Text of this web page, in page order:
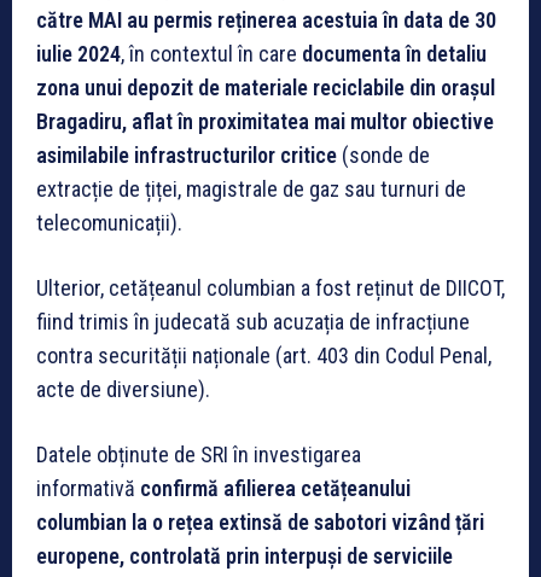
către MAI au permis reținerea acestuia în data de 30
iulie 2024, în contextul în care documenta în detaliu
zona unui depozit de materiale reciclabile din orașul
Bragadiru, aflat în proximitatea mai multor obiective
asimilabile infrastructurilor critice (sonde de
extracție de țiței, magistrale de gaz sau turnuri de
telecomunicații).
Ulterior, cetățeanul columbian a fost reținut de DIICOT,
fiind trimis în judecată sub acuzația de infracțiune
contra securității naționale (art. 403 din Codul Penal,
acte de diversiune).
Datele obținute de SRI în investigarea
informativă confirmă afilierea cetățeanului
columbian la o rețea extinsă de sabotori vizând țări
europene, controlată prin interpuși de serviciile